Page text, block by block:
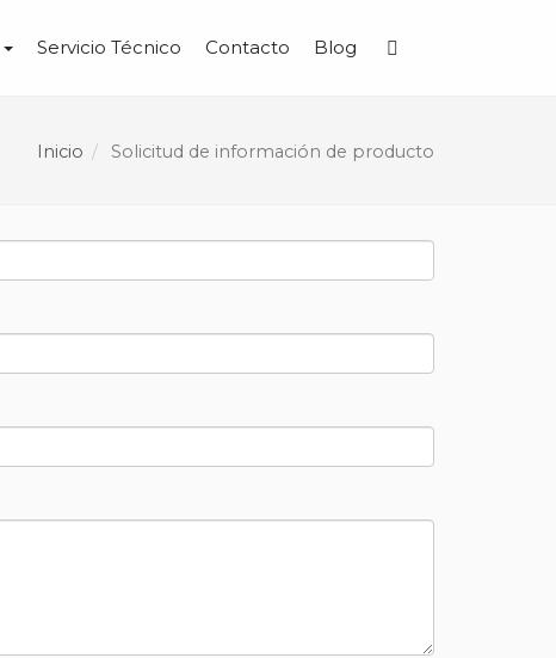
Servicio Técnico Contacto Blog
Inicio Solicitud de información de producto